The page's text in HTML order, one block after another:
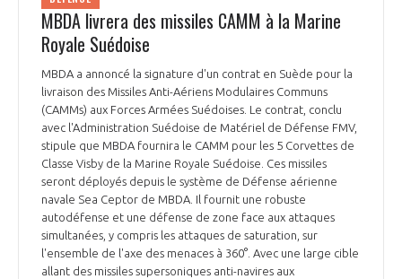
MBDA livrera des missiles CAMM à la Marine
Royale Suédoise
MBDA a annoncé la signature d'un contrat en Suède pour la
livraison des Missiles Anti-Aériens Modulaires Communs
(CAMMs) aux Forces Armées Suédoises. Le contrat, conclu
avec l'Administration Suédoise de Matériel de Défense FMV,
stipule que MBDA fournira le CAMM pour les 5 Corvettes de
Classe Visby de la Marine Royale Suédoise. Ces missiles
seront déployés depuis le système de Défense aérienne
navale Sea Ceptor de MBDA. Il fournit une robuste
autodéfense et une défense de zone face aux attaques
simultanées, y compris les attaques de saturation, sur
l'ensemble de l'axe des menaces à 360°. Avec une large cible
allant des missiles supersoniques anti-navires aux